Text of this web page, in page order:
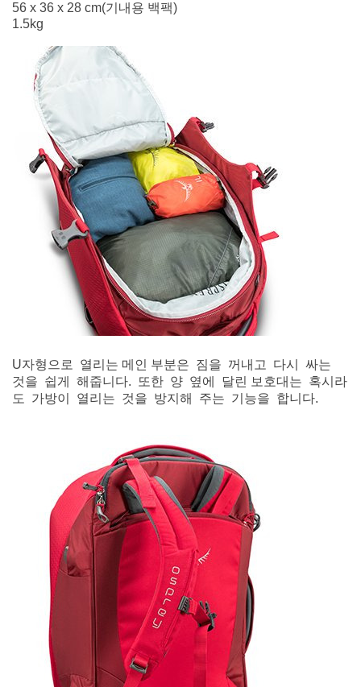
56 x 36 x 28 cm(기내용 백팩)
1.5kg
U자형으로 열리는 메인 부분은 짐을 꺼내고 다시 싸는
것을 쉽게 해줍니다. 또한 양 옆에 달린 보호대는 혹시라
도 가방이 열리는 것을 방지해 주는 기능을 합니다.